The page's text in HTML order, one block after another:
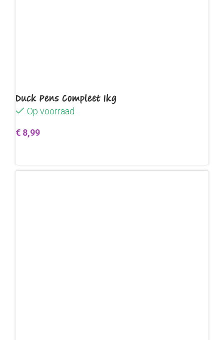
Duck Pens Compleet 1kg
Op voorraad
€ 8,99